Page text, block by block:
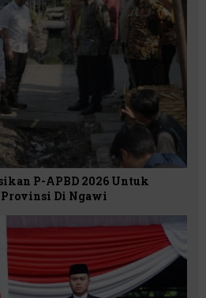
P-APBD 2026 Untuk
Di Ngawi